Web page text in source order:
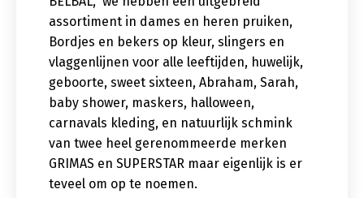
assortiment in dames en heren pruiken,
Bordjes en bekers op kleur, slingers en
vlaggenlijnen voor alle leeftijden, huwelijk,
geboorte, sweet sixteen, Abraham, Sarah,
baby shower, maskers, halloween,
carnavals kleding, en natuurlijk schmink
van twee heel gerenommeerde merken
GRIMAS en SUPERSTAR maar eigenlijk is er
teveel om op te noemen.